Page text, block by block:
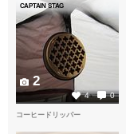
CAPTAIN STAG
4 0
2
コーヒードリッパー